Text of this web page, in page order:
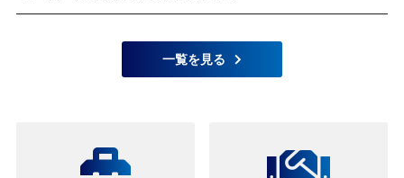
一覧を見る